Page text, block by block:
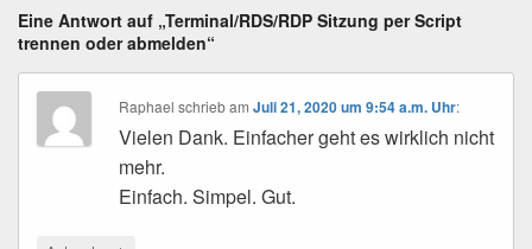
Eine Antwort auf „Terminal/RDS/RDP Sitzung per Script
trennen oder abmelden“
Raphael schriebamJuli 21, 2020 um 9:54 a.m. Uhr:
Vielen Dank. Einfacher geht es wirklich nicht
mehr.
Einfach. Simpel. Gut.